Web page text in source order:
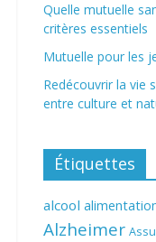
Quelle mutuelle
critères essentiels
Mutuelle pour les
Redécouvrir la vie
entre culture et
Étiquettes
alcool
Alzheimer